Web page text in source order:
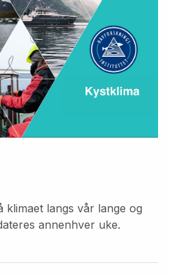
klimaet langs vår lange og
annenhver uke.